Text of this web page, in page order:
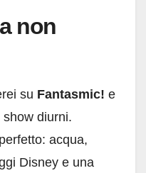
non
su Fantasmic! e
diurni.
acqua,
Disney e una